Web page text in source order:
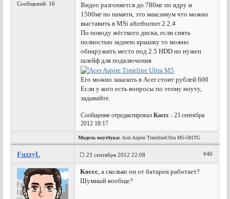
Сообщений: 16
Видео разгоняется до 780мг по ядру и
1500мг по памяти, это максимум что можно
выставить в MSi afterburner 2.2.4
По поводу жёсткого диска, если снять
полностью заднею крышку то можно
обнаружить место под 2.5 HDD но нужен
шлейф для подключения
Его можно заказать в Аcer стоит рублей 600
Если у кого есть вопросы по этому ноуту,
задавайте.
Сообщение отредактировалKoccc - 23 сентября
2012 18:17
Модель ноутбука: Acer Aspire TimelineUltra M5-581TG
FuzzyL 23 сентября 2012 22:08 #40
Koccc, а сколько он от батареи работает?
Шумный вообще?